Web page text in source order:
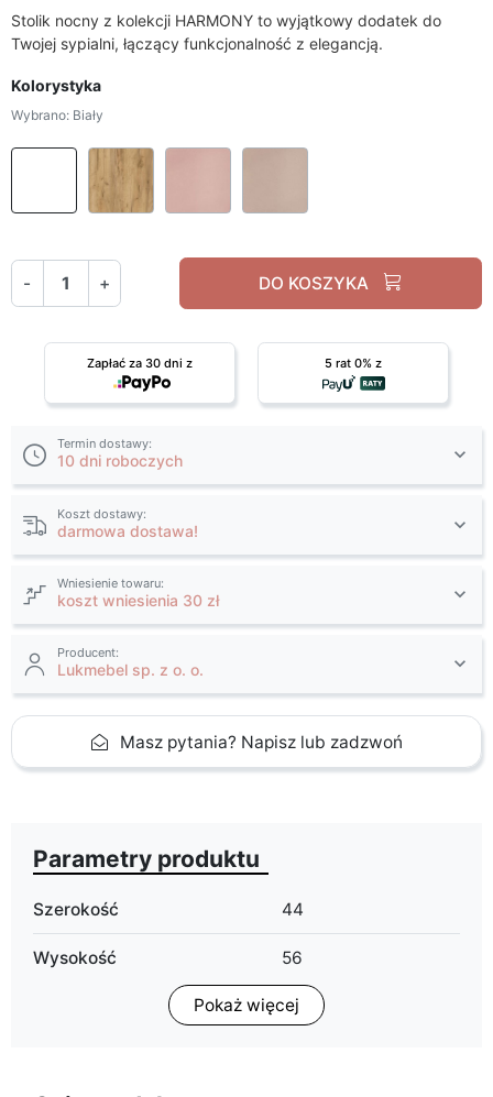
Stolik nocny z kolekcji HARMONY to wyjątkowy dodatek do
Twojej sypialni, łączący funkcjonalność z elegancją.
Kolorystyka
Wybrano: Biały
Biały
- + DO KOSZYKA
Zapłać za 30 dni z 5 rat 0% z
Termin dostawy:
10 dni roboczych
Koszt dostawy:
darmowa dostawa!
Wniesienie towaru:
koszt wniesienia 30 zł
Producent:
Lukmebel sp. z o. o.
Masz pytania? Napisz lub zadzwoń
Parametry produktu
Szerokość 44
Wysokość 56
31
Pokaż więcej